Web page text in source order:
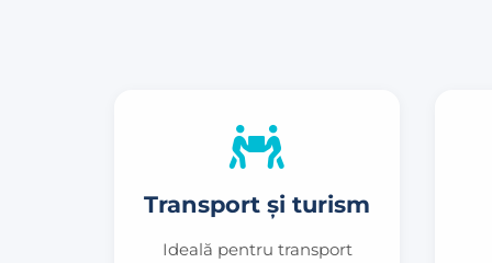
Transport și turism
Ideală pentru transport